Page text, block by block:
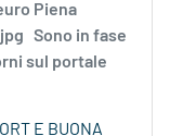
Piena
Sono in fase
sul portale
E BUONA